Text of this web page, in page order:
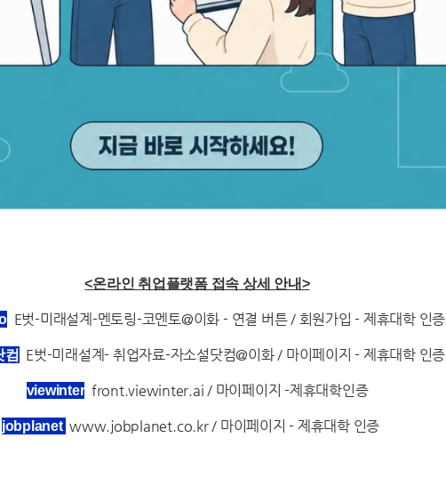
<온라인 취업플랫폼 접속 상세 안내>
E벗-미래설계-멘토링-코멘토@이화 - 연결 버튼 / 회원가입 - 제휴대학 인증
컴 E벗-미래설계- 취업자료-자소설닷컴@이화 / 마이페이지 - 제휴대학 인증
viewinter front.viewinter.ai / 마이페이지 -제휴대학인증
jobplanet www.jobplanet.co.kr / 마이페이지 - 제휴대학 인증